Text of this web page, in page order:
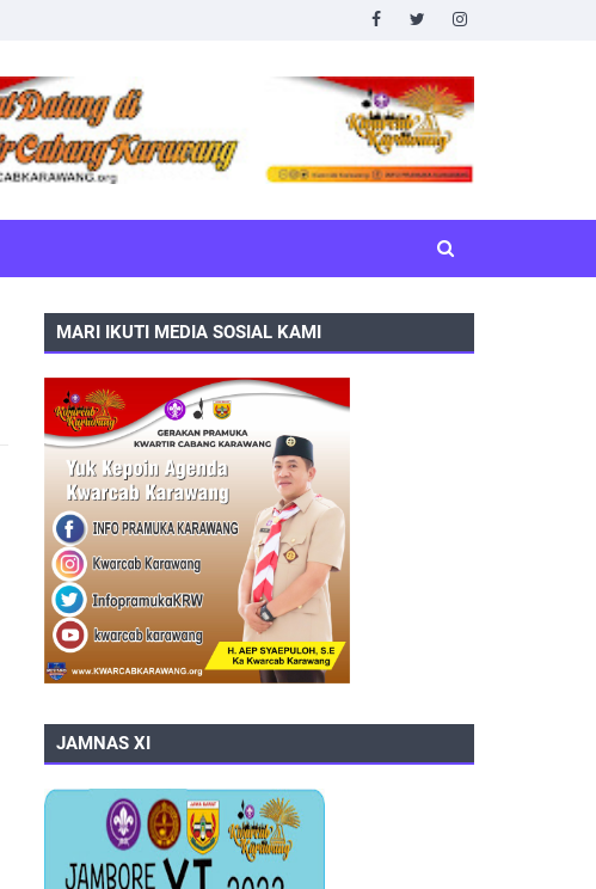
MARI IKUTI MEDIA SOSIAL KAMI
JAMNAS XI